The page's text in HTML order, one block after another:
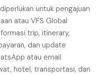
untuk pengajuan
atau VFS Global
trip, itinerary,
dan update
atau email
hotel, transportasi, dan